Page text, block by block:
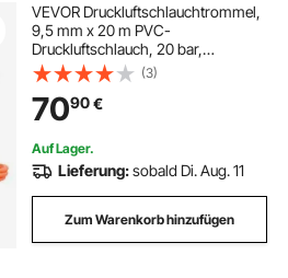
VEVOR Druckluftschlauchtrommel,
9,5 mm x 20 m PVC-
Druckluftschlauch, 20 bar,
Geschlossener Schlauchaufroller
mit Automatischer Aufwicklung & 2
m Zuleitung, 180° Schwenkbare
Decken-/Wandhalterung
(3)
7090€
Auf Lager.
Lieferung:sobald Di. Aug. 11
Zum Warenkorb hinzufügen